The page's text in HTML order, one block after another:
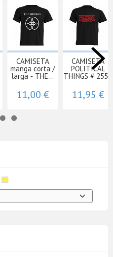
CAMISETA
manga corta /
larga - THE...
11,00 €
CAMISETA
POLITICAL
THINGS # 2558
11,95 €